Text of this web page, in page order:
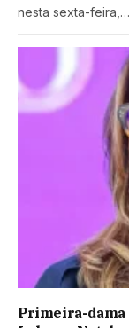
nesta sexta-feira,…
Primeira-dama